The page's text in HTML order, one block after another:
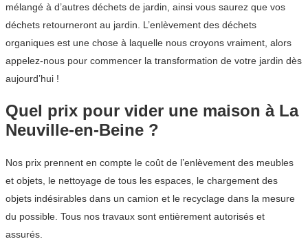
mélangé à d’autres déchets de jardin, ainsi vous saurez que vos
déchets retourneront au jardin. L’enlèvement des déchets
organiques est une chose à laquelle nous croyons vraiment, alors
appelez-nous pour commencer la transformation de votre jardin dès
aujourd’hui !
Quel prix pour vider une maison à La
Neuville-en-Beine ?
Nos prix prennent en compte le coût de l’enlèvement des meubles
et objets, le nettoyage de tous les espaces, le chargement des
objets indésirables dans un camion et le recyclage dans la mesure
du possible. Tous nos travaux sont entièrement autorisés et
assurés.